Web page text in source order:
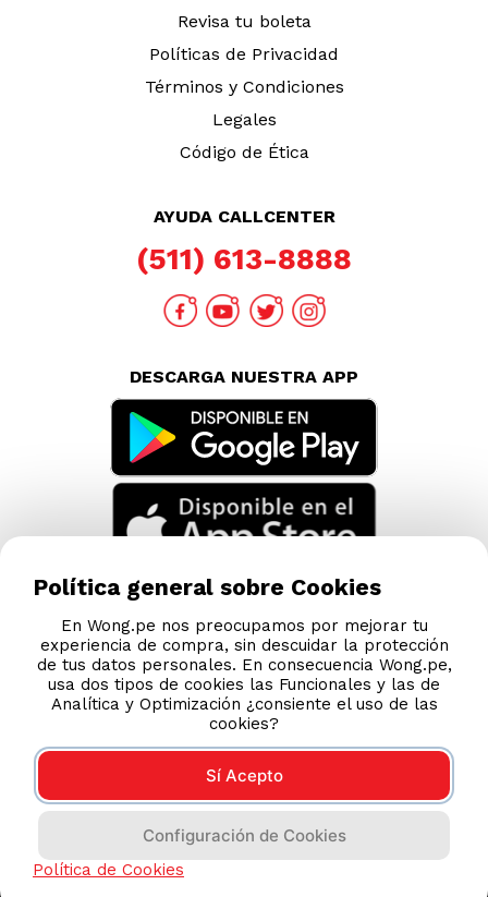
Revisa tu boleta
Políticas de Privacidad
Términos y Condiciones
Legales
Código de Ética
AYUDA CALLCENTER
(511) 613-8888
DESCARGA NUESTRA APP
Esta tienda usa Niubiz para realizar transacciones
Política general sobre Cookies
En Wong.pe nos preocupamos por mejorar tu
experiencia de compra, sin descuidar la protección
de tus datos personales. En consecuencia Wong.pe,
usa dos tipos de cookies las Funcionales y las de
Analítica y Optimización ¿consiente el uso de las
cookies?
Sí Acepto
Configuración de Cookies
Política de Cookies